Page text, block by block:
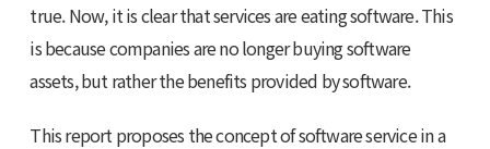
true. Now, it is clear that services are eating software. This
is because companies are no longer buying software
assets, but rather the benefits provided by software.
This report proposes the concept of software service in a